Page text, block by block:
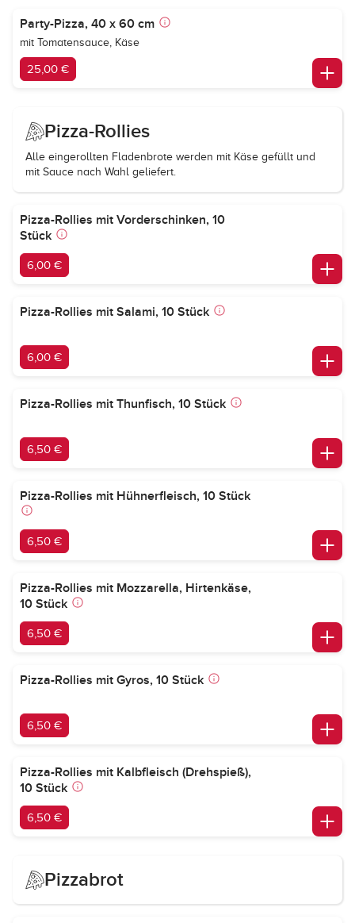
Party-Pizza, 40 x 60 cm
mit Tomatensauce, Käse
25,00 €
Pizza-Rollies
Alle eingerollten Fladenbrote werden mit Käse gefüllt und
mit Sauce nach Wahl geliefert.
Pizza-Rollies mit Vorderschinken, 10
Stück
6,00 €
Pizza-Rollies mit Salami, 10 Stück
6,00 €
Pizza-Rollies mit Thunfisch, 10 Stück
6,50 €
Pizza-Rollies mit Hühnerfleisch, 10 Stück
6,50 €
Pizza-Rollies mit Mozzarella, Hirtenkäse,
10 Stück
6,50 €
Pizza-Rollies mit Gyros, 10 Stück
6,50 €
Pizza-Rollies mit Kalbfleisch (Drehspieß),
10 Stück
6,50 €
Pizzabrot